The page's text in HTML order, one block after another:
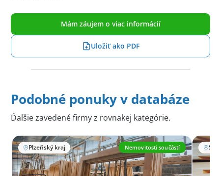
Mám záujem o viac informácií
Uložiť ako PDF
Podobné ponuky v databáze
Ďalšie zavedené firmy z rovnakej kategórie.
Plzeňský kraj Nemovitosti součástí